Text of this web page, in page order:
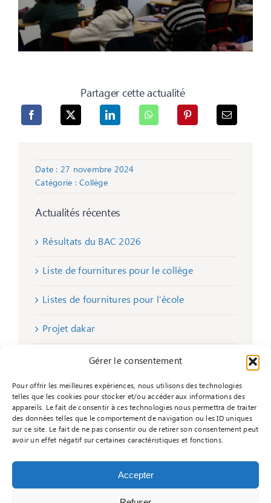
Gérer le consentement
Pour offrir les meilleures expériences, nous utilisons des technologies
telles que les cookies pour stocker et/ou accéder aux informations des
appareils. Le fait de consentir à ces technologies nous permettra de traiter
des données telles que le comportement de navigation ou les ID uniques
sur ce site. Le fait de ne pas consentir ou de retirer son consentement peut
avoir un effet négatif sur certaines caractéristiques et fonctions.
Accepter
Partager cette actualité
Date : 27 novembre 2024
Catégorie :Collège
Actualités récentes
Résultats du BAC 2026
Liste de fournitures pour le collège
Listes de fournitures pour l’école
Projet dakar
Remise de chèques